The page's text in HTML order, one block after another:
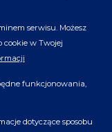
serwisu. Możesz
w Twojej
funkcjonowania,
dotyczące sposobu